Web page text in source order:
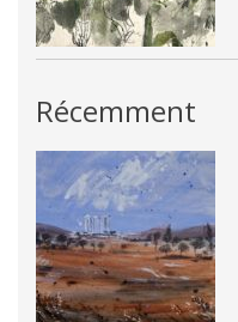
Récemment